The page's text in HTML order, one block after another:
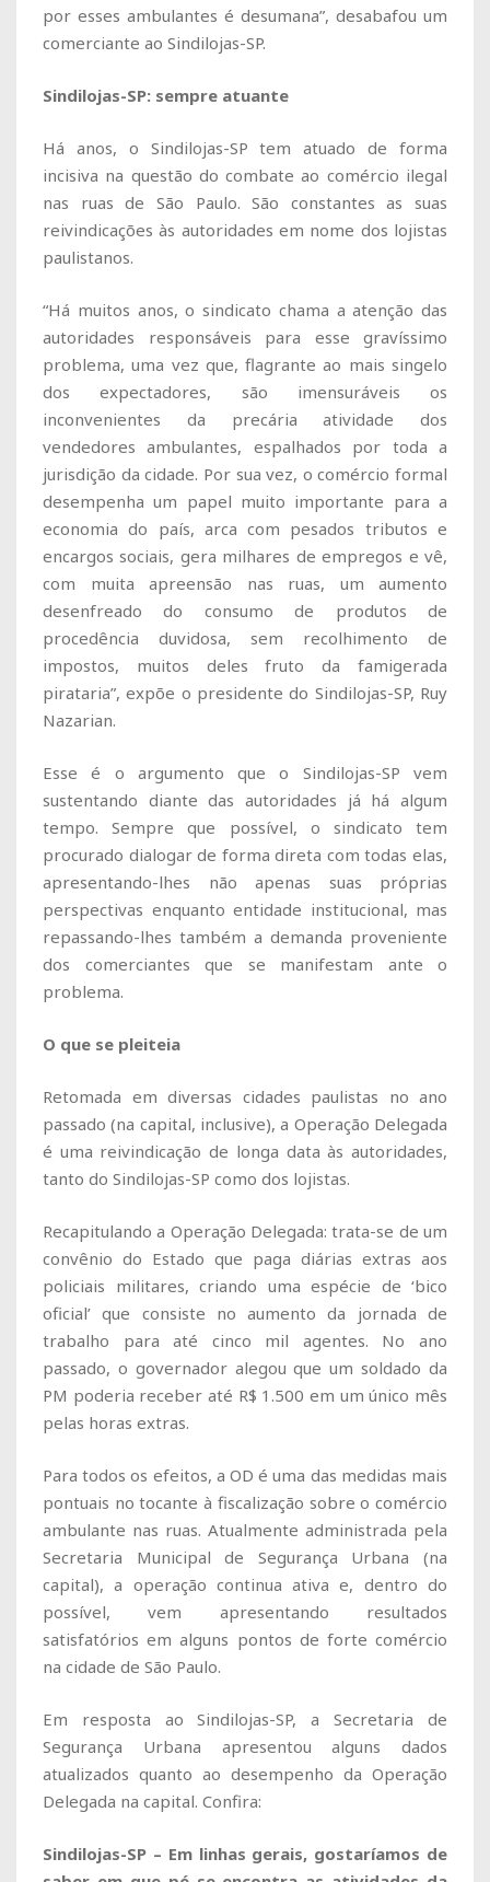
por esses ambulantes é desumana”, desabafou um
comerciante ao Sindilojas-SP.
Sindilojas-SP: sempre atuante
Há anos, o Sindilojas-SP tem atuado de forma
incisiva na questão do combate ao comércio ilegal
nas ruas de São Paulo. São constantes as suas
reivindicações às autoridades em nome dos lojistas
paulistanos.
“Há muitos anos, o sindicato chama a atenção das
autoridades responsáveis para esse gravíssimo
problema, uma vez que, flagrante ao mais singelo
dos expectadores, são imensuráveis os
inconvenientes da precária atividade dos
vendedores ambulantes, espalhados por toda a
jurisdição da cidade. Por sua vez, o comércio formal
desempenha um papel muito importante para a
economia do país, arca com pesados tributos e
encargos sociais, gera milhares de empregos e vê,
com muita apreensão nas ruas, um aumento
desenfreado do consumo de produtos de
procedência duvidosa, sem recolhimento de
impostos, muitos deles fruto da famigerada
pirataria”, expõe o presidente do Sindilojas-SP, Ruy
Nazarian.
Esse é o argumento que o Sindilojas-SP vem
sustentando diante das autoridades já há algum
tempo. Sempre que possível, o sindicato tem
procurado dialogar de forma direta com todas elas,
apresentando-lhes não apenas suas próprias
perspectivas enquanto entidade institucional, mas
repassando-lhes também a demanda proveniente
dos comerciantes que se manifestam ante o
problema.
O que se pleiteia
Retomada em diversas cidades paulistas no ano
passado (na capital, inclusive), a Operação Delegada
é uma reivindicação de longa data às autoridades,
tanto do Sindilojas-SP como dos lojistas.
Recapitulando a Operação Delegada: trata-se de um
convênio do Estado que paga diárias extras aos
policiais militares, criando uma espécie de ‘bico
oficial’ que consiste no aumento da jornada de
trabalho para até cinco mil agentes. No ano
passado, o governador alegou que um soldado da
PM poderia receber até R$ 1.500 em um único mês
pelas horas extras.
Para todos os efeitos, a OD é uma das medidas mais
pontuais no tocante à fiscalização sobre o comércio
ambulante nas ruas. Atualmente administrada pela
Secretaria Municipal de Segurança Urbana (na
capital), a operação continua ativa e, dentro do
possível, vem apresentando resultados
satisfatórios em alguns pontos de forte comércio
na cidade de São Paulo.
Em resposta ao Sindilojas-SP, a Secretaria de
Segurança Urbana apresentou alguns dados
atualizados quanto ao desempenho da Operação
Delegada na capital. Confira:
Sindilojas-SP – Em linhas gerais, gostaríamos de